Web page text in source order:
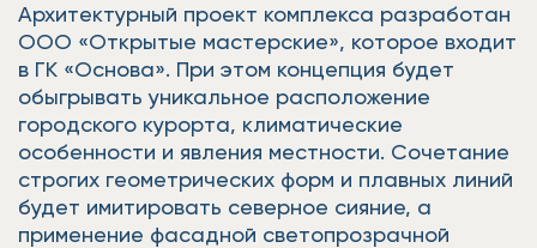
Архитектурный проект комплекса разработан
ООО «Открытые мастерские», которое входит
в ГК «Основа». При этом концепция будет
обыгрывать уникальное расположение
городского курорта, климатические
особенности и явления местности. Сочетание
строгих геометрических форм и плавных линий
будет имитировать северное сияние, а
применение фасадной светопрозрачной